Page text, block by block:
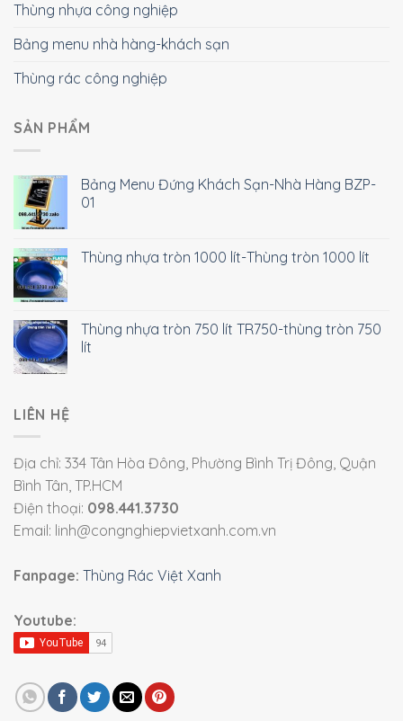
Thùng nhựa công nghiệp
Bảng menu nhà hàng-khách sạn
Thùng rác công nghiệp
SẢN PHẨM
Bảng Menu Đứng Khách Sạn-Nhà Hàng BZP-
01
Thùng nhựa tròn 1000 lít-Thùng tròn 1000 lít
Thùng nhựa tròn 750 lít TR750-thùng tròn 750
lít
LIÊN HỆ
Địa chỉ: 334 Tân Hòa Đông, Phường Bình Trị Đông, Quận
Bình Tân, TP.HCM
Điện thoại: 098.441.3730
Email: linh@congnghiepvietxanh.com.vn
Fanpage: Thùng Rác Việt Xanh
Youtube: